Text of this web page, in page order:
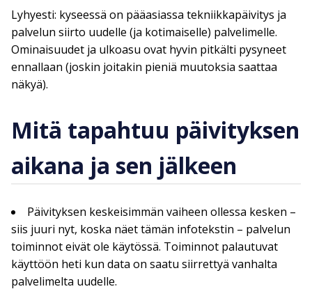
Lyhyesti: kyseessä on pääasiassa tekniikkapäivitys ja
palvelun siirto uudelle (ja kotimaiselle) palvelimelle.
Ominaisuudet ja ulkoasu ovat hyvin pitkälti pysyneet
ennallaan (joskin joitakin pieniä muutoksia saattaa
näkyä).
Mitä tapahtuu päivityksen
aikana ja sen jälkeen
Päivityksen keskeisimmän vaiheen ollessa kesken –
siis juuri nyt, koska näet tämän infotekstin – palvelun
toiminnot eivät ole käytössä. Toiminnot palautuvat
käyttöön heti kun data on saatu siirrettyä vanhalta
palvelimelta uudelle.